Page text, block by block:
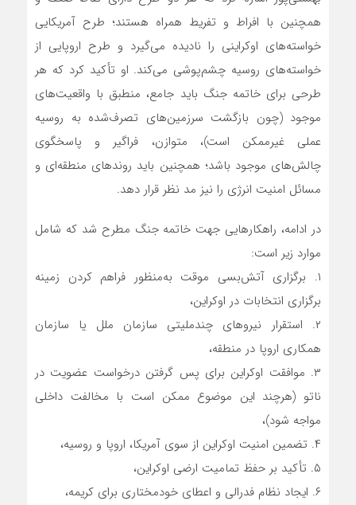
همچنین با افراط و تفریط همراه هستند؛ طرح آمریکایی
خواسته‌های اوکراینی را نادیده می‌گیرد و طرح اروپایی از
خواسته‌های روسیه چشم‌پوشی می‌کند. او تأکید کرد که هر
طرحی برای خاتمه جنگ باید جامع، منطبق با واقعیت‌های
موجود (چون بازگشت سرزمین‌های تصرف‌شده به روسیه
عملی غیرممکن است)، متوازن، فراگیر و پاسخگوی
چالش‌های موجود باشد؛ همچنین باید روندهای منطقه‌ای و
مسائل امنیت انرژی را نیز مد نظر قرار دهد.
در ادامه، راهکارهایی جهت خاتمه جنگ مطرح شد که شامل
موارد زیر است:
۱. برگزاری آتش‌بسی موقت به‌منظور فراهم کردن زمینه
برگزاری انتخابات در اوکراین،
۲. استقرار نیروهای چندملیتی سازمان ملل یا سازمان
همکاری اروپا در منطقه،
۳. موافقت اوکراین برای پس گرفتن درخواست عضویت در
ناتو (هرچند این موضوع ممکن است با مخالفت داخلی
مواجه شود)،
۴. تضمین امنیت اوکراین از سوی آمریکا، اروپا و روسیه،
۵. تأکید بر حفظ تمامیت ارضی اوکراین،
۶. ایجاد نظام فدرالی و اعطای خودمختاری برای کریمه،